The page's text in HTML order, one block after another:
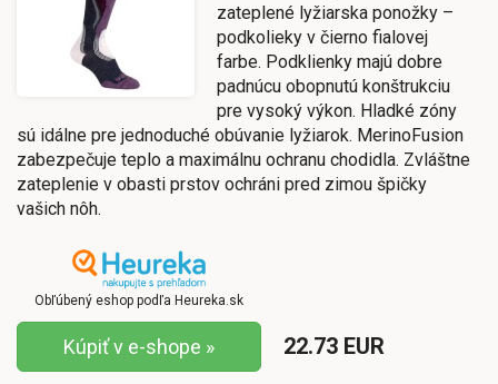
zateplené lyžiarska ponožky –
podkolieky v čierno fialovej
farbe. Podklienky majú dobre
padnúcu obopnutú konštrukciu
pre vysoký výkon. Hladké zóny
sú idálne pre jednoduché obúvanie lyžiarok. MerinoFusion
zabezpečuje teplo a maximálnu ochranu chodidla. Zvláštne
zateplenie v obasti prstov ochráni pred zimou špičky
vašich nôh.
Obľúbený eshop podľa Heureka.sk
22.73 EUR
Kúpiť v e-shope »